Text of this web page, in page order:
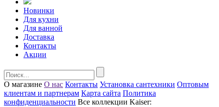
Новинки
Для кухни
Для ванной
Доставка
Контакты
Акции
О магазине О нас Контакты Установка сантехники Оптовым
клиентам и партнерам Карта сайта Политика
конфиденциальности Все коллекции Kaiser: